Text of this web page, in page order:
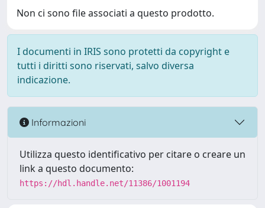
Non ci sono file associati a questo prodotto.
I documenti in IRIS sono protetti da copyright e
tutti i diritti sono riservati, salvo diversa
indicazione.
Informazioni
Utilizza questo identificativo per citare o creare un
link a questo documento:
https://hdl.handle.net/11386/1001194